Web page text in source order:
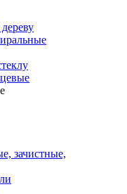
зачистные,